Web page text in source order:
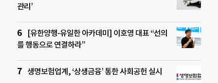
관리’
[유한양행-유일한 아카데미] 이호영 대표 “선의
를 행동으로 연결하라”
생명보험업계, ‘상생금융’ 통한 사회공헌 실시